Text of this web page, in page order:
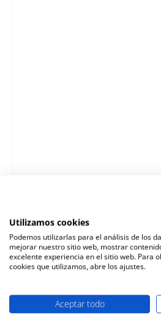
Utilizamos cookies
Podemos utilizarlas para el análisis de los
mejorar nuestro sitio web, mostrar
excelente experiencia en el sitio web. Para
cookies que utilizamos, abre los ajustes.
Aceptar todo